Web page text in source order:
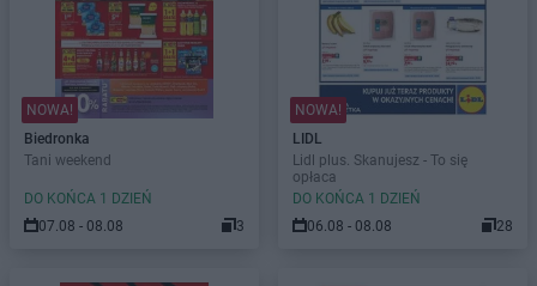
NOWA!
Biedronka
Tani weekend
DO KOŃCA 1 DZIEŃ
07.08 - 08.08
3
NOWA!
LIDL
Lidl plus. Skanujesz - To się
opłaca
DO KOŃCA 1 DZIEŃ
06.08 - 08.08
28